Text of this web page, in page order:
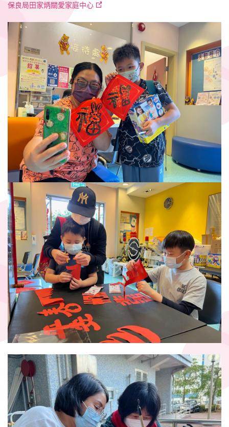
保良局田家炳關愛家庭中心